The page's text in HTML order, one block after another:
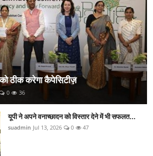
ठीक करेगा कैपेसिटीज़
0 36
यूपी ने अपने वनाच्छादन को विस्तार देने में भी सफलत...
suadmin Jul 13, 2026 0 47